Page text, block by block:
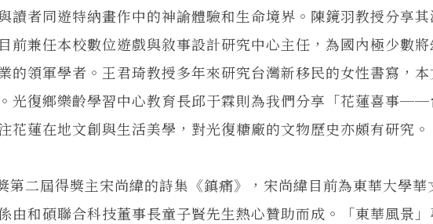
讀者同遊特納畫作中的神諭體驗和生命境界。陳鏡羽教授分享
前兼任本校數位遊戲與敘事設計研究中心主任，為國內極少數
的領軍學者。王君琦教授多年來研究台灣新移民的女性書寫，
光復鄉樂齡學習中心教育長邱于霖則為我們分享「花蓮喜事──
花蓮在地文創與生活美學，對光復糖廠的文物歷史亦頗有研究。
屆得獎主宋尚緯的詩集《鎮痛》，宋尚緯目前為東華大學華
由和碩聯合科技董事長童子賢先生熱心贊助而成。「東華風景